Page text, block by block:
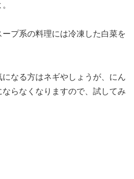
プ系の料理には冷凍した白菜を
なる方はネギやしょうが、にん
らなくなりますので、試してみ